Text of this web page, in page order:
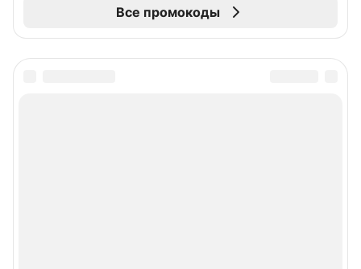
Все промокоды